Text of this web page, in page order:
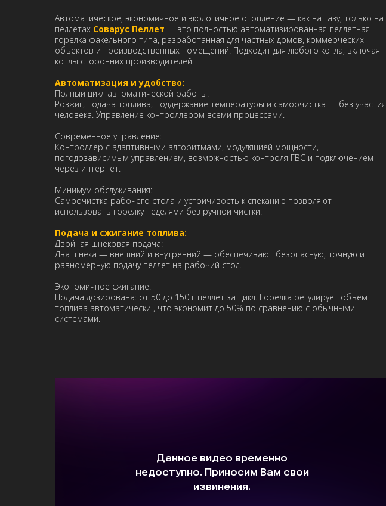
Автоматическое, экономичное и экологичное отопление — как на газу, только на
пеллетах Соварус Пеллет — это полностью автоматизированная пеллетная
горелка факельного типа, разработанная для частных домов, коммерческих
объектов и производственных помещений. Подходит для любого котла, включая
котлы сторонних производителей.
Автоматизация и удобство:
Полный цикл автоматической работы:
Розжиг, подача топлива, поддержание температуры и самоочистка — без участия
человека. Управление контроллером всеми процессами.
Современное управление:
Контроллер с адаптивными алгоритмами, модуляцией мощности,
погодозависимым управлением, возможностью контроля ГВС и подключением
через интернет.
Минимум обслуживания:
Самоочистка рабочего стола и устойчивость к спеканию позволяют
использовать горелку неделями без ручной чистки.
Подача и сжигание топлива:
Двойная шнековая подача:
Два шнека — внешний и внутренний — обеспечивают безопасную, точную и
равномерную подачу пеллет на рабочий стол.
Экономичное сжигание:
Подача дозирована: от 50 до 150 г пеллет за цикл. Горелка регулирует объём
топлива автоматически , что экономит до 50% по сравнению с обычными
системами.